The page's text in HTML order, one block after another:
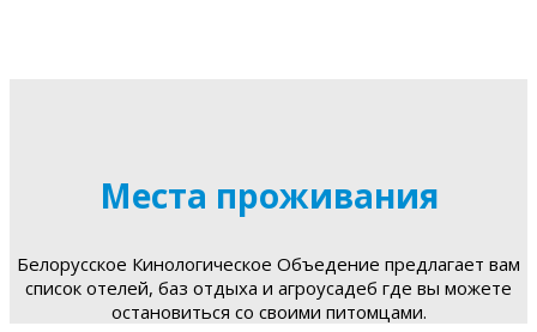
Места проживания
Белорусское Кинологическое Объедение предлагает вам
список отелей, баз отдыха и агроусадеб где вы можете
остановиться со своими питомцами.